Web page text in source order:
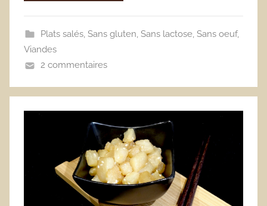
Plats salés, Sans gluten, Sans lactose, Sans oeuf,
Viandes
2 commentaires